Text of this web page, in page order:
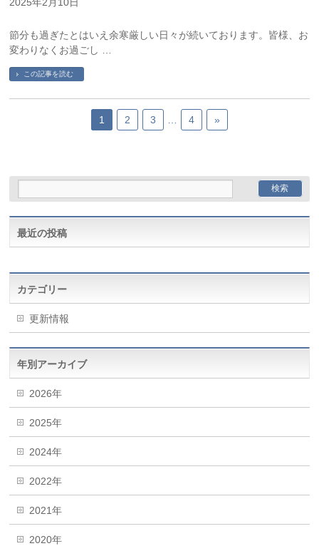
節分も過ぎたとはいえ余寒厳しい日々が続いております。皆様、お
変わりなくお過ごし …
この記事を読む
1 2 3 4 »
最近の投稿
カテゴリー
更新情報
年別アーカイブ
2026年
2025年
2024年
2022年
2021年
2020年